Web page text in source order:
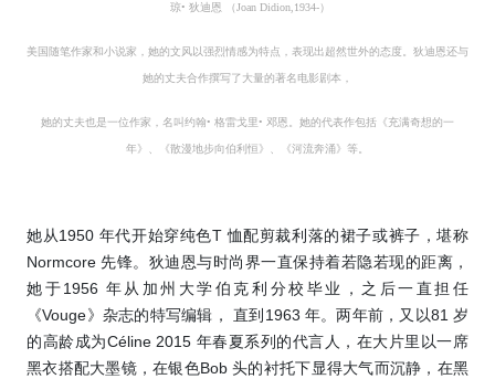
琼• 狄迪恩 （Joan Didion,1934-）
美国随笔作家和小说家，她的文风以强烈情感为特点，表现出超然世外的态度。狄迪恩还与
她的丈夫合作撰写了大量的著名电影剧本，
她的丈夫也是一位作家，名叫约翰• 格雷戈里• 邓恩。 她的代表作包括《充满奇想的一
年》、《散漫地步向伯利恒》、《河流奔涌》等。
她从1950 年代开始穿纯色T 恤配剪裁利落的裙子或裤子，堪称
Normcore 先锋。狄迪恩与时尚界一直保持着若隐若现的距离，
她于1956 年从加州大学伯克利分校毕业，之后一直担任
《Vouge》杂志的特写编辑， 直到1963 年。两年前，又以81 岁
的高龄成为Céline 2015 年春夏系列的代言人，在大片里以一席
黑衣搭配大墨镜，在银色Bob 头的衬托下显得大气而沉静，在黑